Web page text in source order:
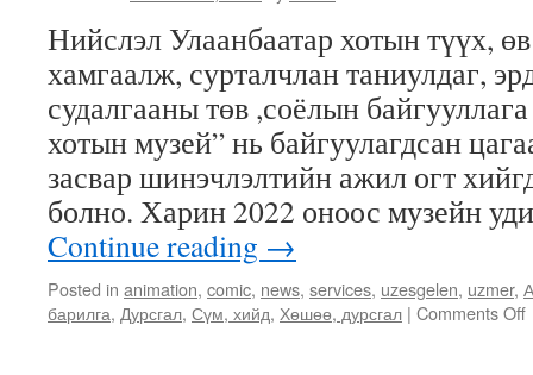
Нийслэл Улаанбаатар хотын түүх,
хамгаалж, сурталчлан таниулдаг,
судалгааны төв ,соёлын
хотын музей” нь байгуулагдсан
засвар шинэчлэлтийн ажил огт
болно. Харин 2022 оноос музейн
Continue reading →
Posted in animation, comic, news, services, uzesgelen, uzmer,
барилга, Дурсгал, Сүм, хийд, Хөшөө, дурсгал | Comments Off